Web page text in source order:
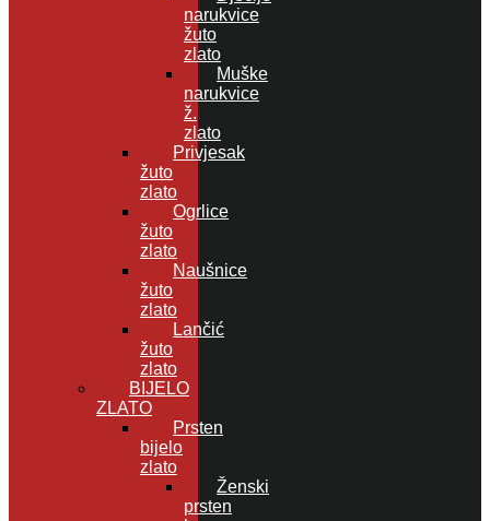
narukvice
žuto
zlato
Muške
narukvice
ž.
zlato
Privjesak
žuto
zlato
Ogrlice
žuto
zlato
Naušnice
žuto
zlato
Lančić
žuto
zlato
BIJELO
ZLATO
Prsten
bijelo
zlato
Ženski
prsten